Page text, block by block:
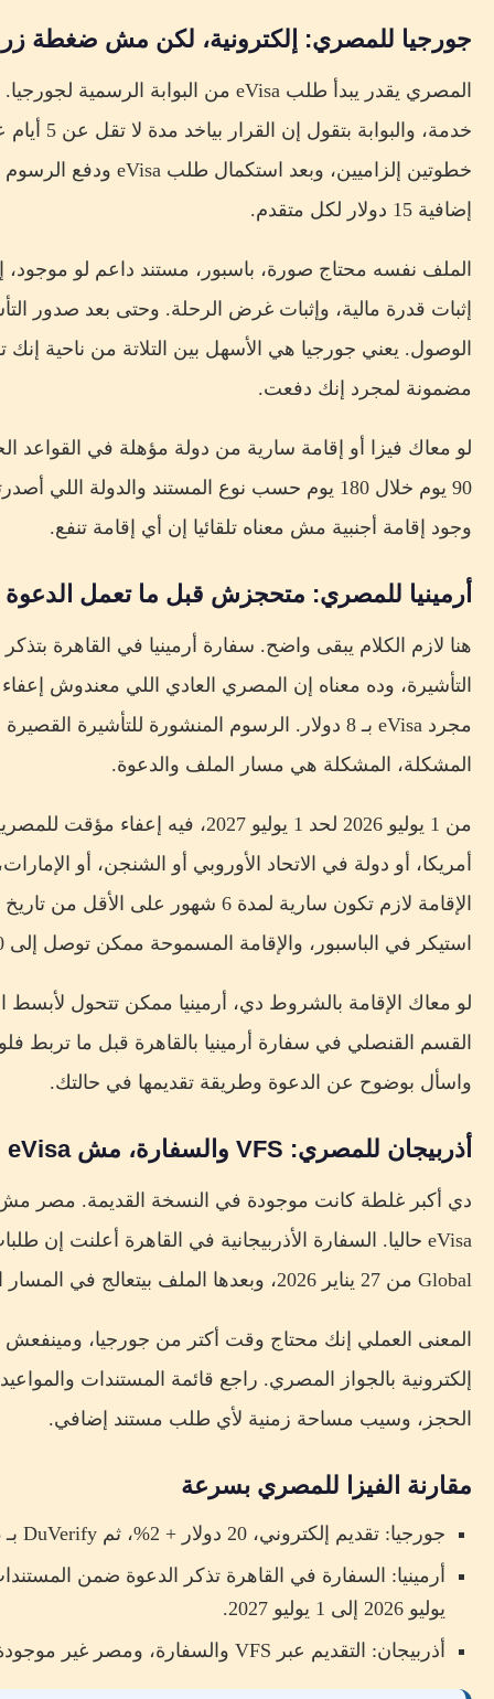
جورجيا للمصري: إلكترونية، لكن مش ضغطة زر
خدمة،
إضافية 15 دولار لكل متقدم.
الملف نفسه محتاج صورة، باسبور، مستند داعم لو
إثبات قدرة مالية، وإثبات غرض الرحلة. وحتى بعد صدور
الوصول. يعني جورجيا هي الأسهل بين التلاتة من ناحية إنك
مضمونة لمجرد إنك دفعت.
لو معاك فيزا أو إقامة سارية من دولة مؤهلة في القواعد
90 يوم خلال 180 يوم حسب نوع المستند والدولة
وجود إقامة أجنبية مش معناه تلقائيا إن أي إقامة تنفع.
أرمينيا للمصري: متحجزش قبل ما تعمل الدعوة
هنا لازم الكلام يبقى واضح. سفارة أرمينيا في القاهرة
التأشيرة، وده معناه إن المصري العادي اللي معندوش
المشكلة، المشكلة هي مسار الملف والدعوة.
من 1 يوليو 2026 لحد 1 يوليو 2027،
أمريكا، أو دولة في الاتحاد الأوروبي أو الشنجن، أو
الإقامة لازم تكون سارية لمدة 6 شهور
استيكر في الباسبور، والإقامة المسموحة ممكن توصل إلى 180 يوم خلال سنة.
لو معاك الإقامة بالشروط دي، أرمينيا ممكن تتحول
القسم القنصلي في سفارة أرمينيا بالقاهرة قبل ما تربط
واسأل بوضوح عن الدعوة وطريقة تقديمها في حالتك.
أذربيجان للمصري: VFS والسفارة، مش ASAN eVisa
Global من 27 يناير 2026، وبعدها الملف بيتعالج في المسار القنصلي.
الحجز، وسيب مساحة زمنية لأي طلب مستند إضافي.
مقارنة الفيزا للمصري بسرعة
جورجيا: تقديم إلكتروني، 20 دولار + 2%، ثم DuVerify بـ 15 دولار، والقرار لا يقل عن 5 أيام عمل.
يوليو 2026 إلى 1 يوليو 2027.
أذربيجان: التقديم عبر VFS والسفارة، ومصر غير موجودة في قائمة ASAN eVisa.